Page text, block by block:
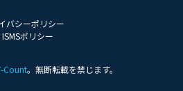
Count。無断転載を禁じます。
バシーポリシー
ISMSポリシー